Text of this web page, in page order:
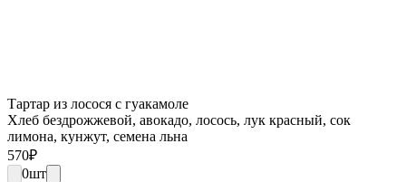
Тартар из лосося с гуакамоле
Хлеб бездрожжевой, авокадо, лосось, лук красный, сок
лимона, кунжут, семена льна
570₽
0шт